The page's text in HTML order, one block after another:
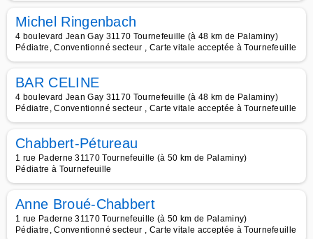
Michel Ringenbach
4 boulevard Jean Gay 31170 Tournefeuille (à 48 km de Palaminy)
Pédiatre, Conventionné secteur , Carte vitale acceptée à Tournefeuille
BAR CELINE
4 boulevard Jean Gay 31170 Tournefeuille (à 48 km de Palaminy)
Pédiatre, Conventionné secteur , Carte vitale acceptée à Tournefeuille
Chabbert-Pétureau
1 rue Paderne 31170 Tournefeuille (à 50 km de Palaminy)
Pédiatre à Tournefeuille
Anne Broué-Chabbert
1 rue Paderne 31170 Tournefeuille (à 50 km de Palaminy)
Pédiatre, Conventionné secteur , Carte vitale acceptée à Tournefeuille